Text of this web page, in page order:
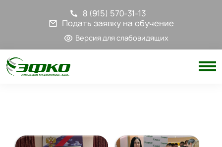
8 (915) 570-31-13
Подать заявку на обучение
Версия для слабовидящих